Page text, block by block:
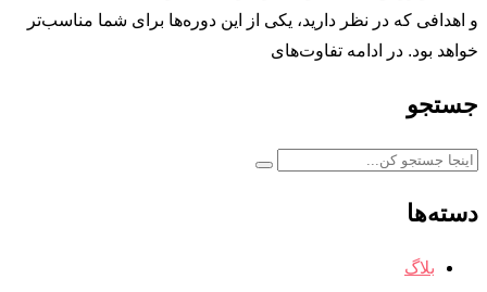
و اهدافی که در نظر دارید، یکی از این دوره‌ها برای شما مناسب‌تر
خواهد بود. در ادامه تفاوت‌های
جستجو
دسته‌ها
بلاگ